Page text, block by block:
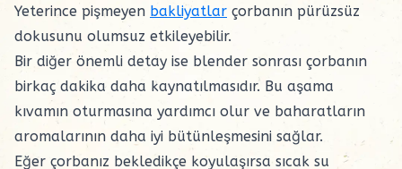
Yeterince pişmeyen bakliyatlar çorbanın pürüzsüz
dokusunu olumsuz etkileyebilir.
Bir diğer önemli detay ise blender sonrası çorbanın
birkaç dakika daha kaynatılmasıdır. Bu aşama
kıvamın oturmasına yardımcı olur ve baharatların
aromalarının daha iyi bütünleşmesini sağlar.
Eğer çorbanız bekledikçe koyulaşırsa sıcak su